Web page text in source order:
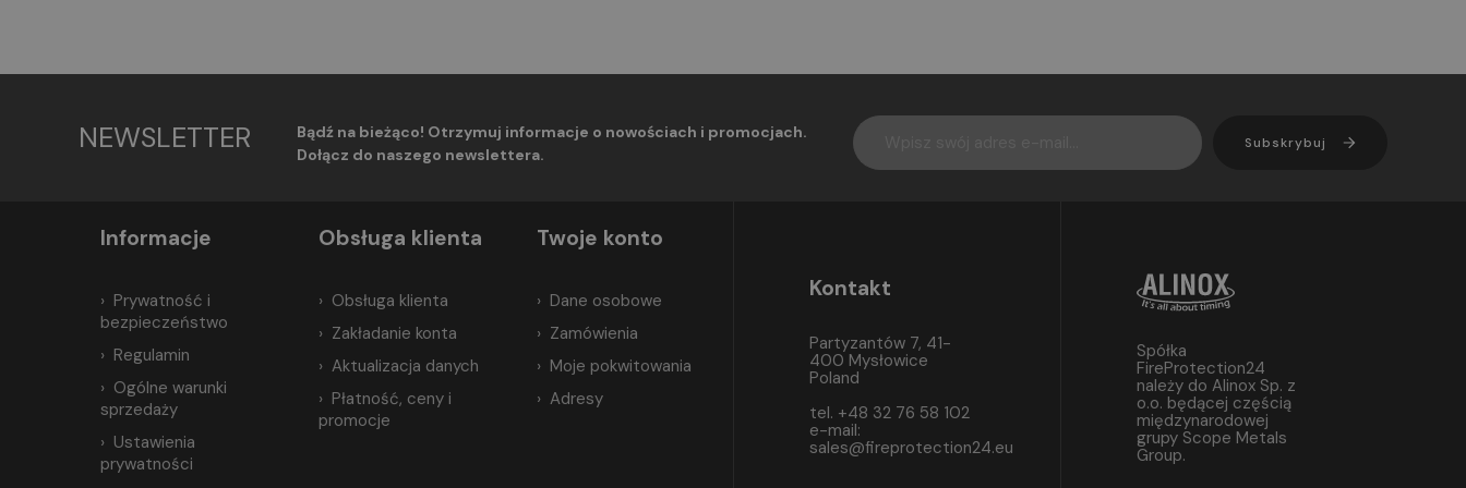
NEWSLETTER
Bądź na bieżąco! Otrzymuj informacje o nowościach i promocjach.
Dołącz do naszego newslettera.
Subskrybuj
Informacje
Prywatność i
bezpieczeństwo
Regulamin
Ogólne warunki
sprzedaży
Ustawienia
prywatności
Obsługa klienta
Obsługa klienta
Zakładanie konta
Aktualizacja danych
Płatność, ceny i
promocje
Twoje konto
Dane osobowe
Zamówienia
Moje pokwitowania
Adresy
Kontakt
Partyzantów 7, 41-
400 Mysłowice
Poland
tel. +48 32 76 58 102
e-mail:
sales@fireprotection24.eu
Spółka
FireProtection24
należy do Alinox Sp. z
o.o. będącej częścią
międzynarodowej
grupy Scope Metals
Group.